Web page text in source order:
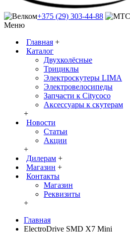
+375 (29) 303-44-88
Меню
Главная +
Каталог
Двухколёсные
Трициклы
Электроскутеры LIMA
Электровелосипеды
Запчасти к Citycoco
Аксессуары к скутерам
+
Новости
Статьи
Акции
+
Дилерам +
Магазин +
Контакты
Магазин
Реквизиты
+
Главная
ElectroDrive SMD X7 Mini